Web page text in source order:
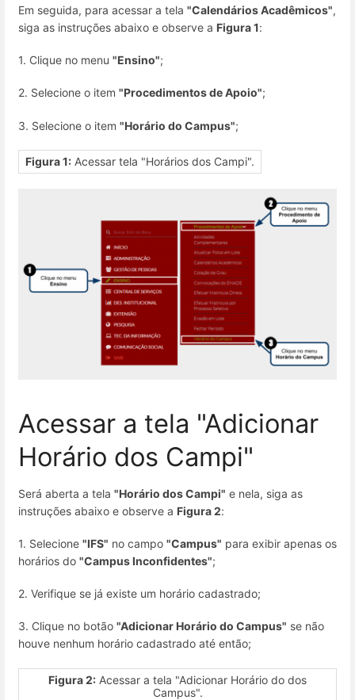
Em seguida, para acessar a tela "Calendários Acadêmicos",
siga as instruções abaixo e observe a Figura 1:
1. Clique no menu "Ensino";
2. Selecione o item "Procedimentos de Apoio";
3. Selecione o item "Horário do Campus";
Figura 1: Acessar tela "Horários dos Campi".
Acessar a tela "Adicionar
Horário dos Campi"
Será aberta a tela "Horário dos Campi" e nela, siga as
instruções abaixo e observe a Figura 2:
1. Selecione "IFS" no campo "Campus" para exibir apenas os
horários do "Campus Inconfidentes";
2. Verifique se já existe um horário cadastrado;
3. Clique no botão "Adicionar Horário do Campus" se não
houve nenhum horário cadastrado até então;
Figura 2: Acessar a tela "Adicionar Horário do dos
Campus".